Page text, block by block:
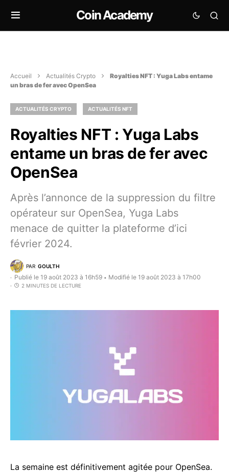
Coin Academy
Accueil Actualités Crypto
Royalties NFT : Yuga Labs entame
un bras de fer avec OpenSea
ACTUALITÉS CRYPTO ACTUALITÉS NFT
Royalties NFT : Yuga Labs
entame un bras de fer avec
OpenSea
Après l’annonce de la suppression du filtre
opérateur sur OpenSea, Yuga Labs
menace de quitter la plateforme d’ici
février 2024.
PAR GOULTH
Publié le 19 août 2023 à 16h59 • Modifié le 19 août 2023 à 17h00
2 MINUTES DE LECTURE
La semaine est définitivement agitée pour OpenSea.